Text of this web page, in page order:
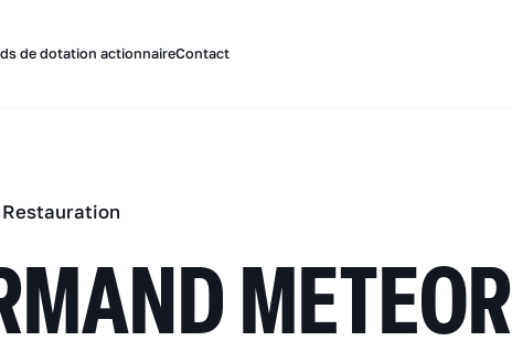
de dotation actionnaireContact
Restauration
METEOR